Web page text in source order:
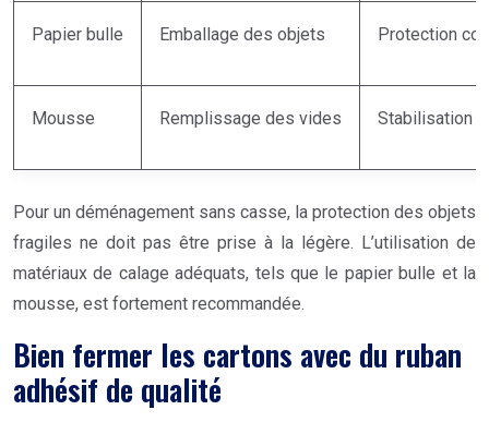
Papier bulle Emballage des objets Protection
Mousse Remplissage des vides Stabilisation
Pour un déménagement sans casse, la protection des objets
fragiles ne doit pas être prise à la légère. L’utilisation de
matériaux de calage adéquats, tels que le papier bulle et la
mousse, est fortement recommandée.
Bien fermer les cartons avec du ruban
adhésif de qualité